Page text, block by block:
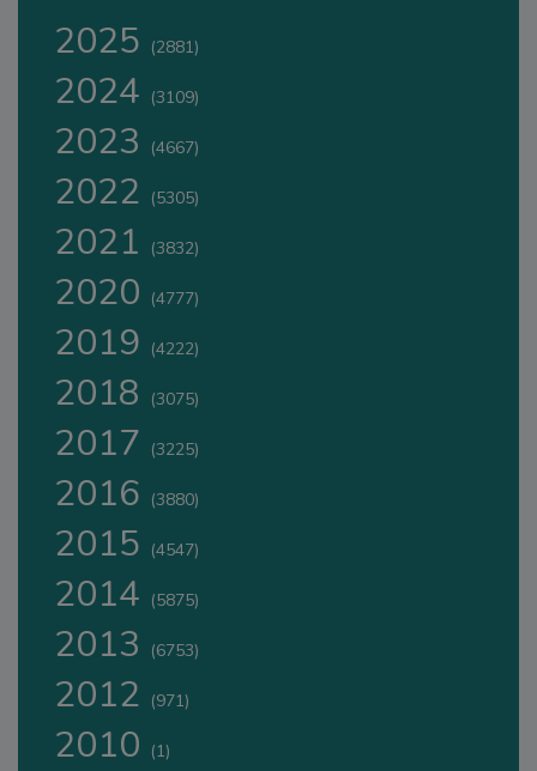
2025 (2881)
2024 (3109)
2023 (4667)
2022 (5305)
2021 (3832)
2020 (4777)
2019 (4222)
2018 (3075)
2017 (3225)
2016 (3880)
2015 (4547)
2014 (5875)
2013 (6753)
2012 (971)
2010 (1)